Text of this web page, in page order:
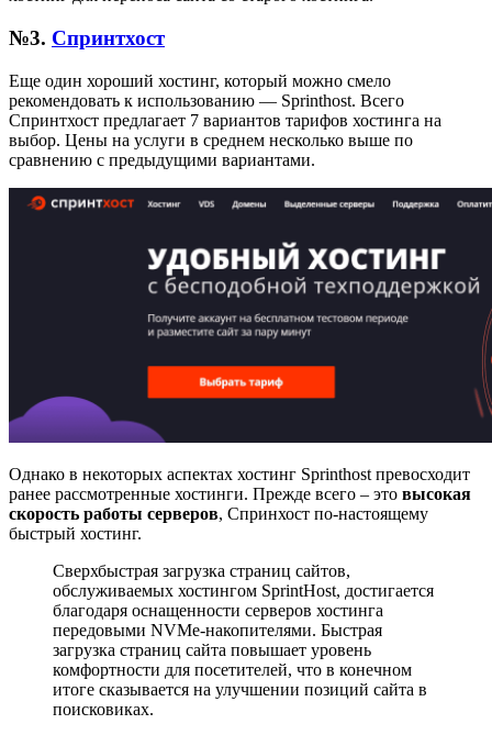
№3. Спринтхост
Еще один хороший хостинг, который можно смело
рекомендовать к использованию — Sprinthost. Всего
Спринтхост предлагает 7 вариантов тарифов хостинга на
выбор. Цены на услуги в среднем несколько выше по
сравнению с предыдущими вариантами.
Однако в некоторых аспектах хостинг Sprinthost превосходит
ранее рассмотренные хостинги. Прежде всего – это высокая
скорость работы серверов, Спринхост по-настоящему
быстрый хостинг.
Сверхбыстрая загрузка страниц сайтов,
обслуживаемых хостингом SprintHost, достигается
благодаря оснащенности серверов хостинга
передовыми NVMe-накопителями. Быстрая
загрузка страниц сайта повышает уровень
комфортности для посетителей, что в конечном
итоге сказывается на улучшении позиций сайта в
поисковиках.